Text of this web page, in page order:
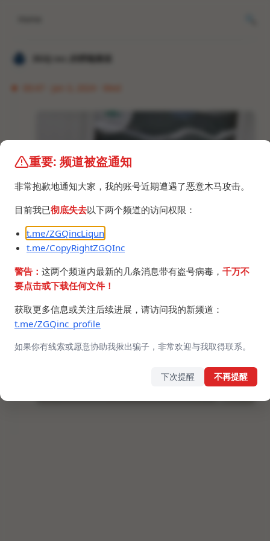
𝐙𝐆𝐐 ɪɴᴄ.的唠嗑频道
重要: 频道被盗通知
非常抱歉地通知大家，我的账号近期遭遇了恶意木马攻击。
目前我已彻底失去以下两个频道的访问权限：
t.me/ZGQincLiqun
t.me/CopyRightZGQInc
警告： 这两个频道内最新的几条消息带有盗号病毒， 千万不
要点击或下载任何文件！
获取更多信息或关注后续进展，请访问我的新频道：
t.me/ZGQinc_profile
如果你有线索或愿意协助我揪出骗子，非常欢迎与我取得联系。
下次提醒 不再提醒